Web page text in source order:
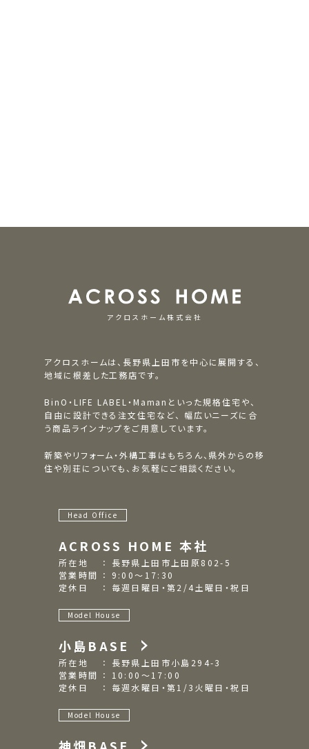
アクロスホーム株式会社
アクロスホームは、長野県上田市を中心に展開する、
地域に根差した工務店です。
BinO・LIFE LABEL・Mamanといった規格住宅や、
自由に設計できる注文住宅など、
幅広いニーズに合
う商品ラインナップをご用意しています。
新築やリフォーム・外構工事はもちろん、県外からの移
住や別荘についても、お気軽にご相談ください。
Head Office
ACROSS HOME 本社
所在地 ： 長野県上田市上田原802-5
営業時間 ： 9:00～17:30
定休日 ： 毎週日曜日・第2/4土曜日・祝日
Model House
小島BASE
所在地 ： 長野県上田市小島294-3
営業時間 ： 10:00～17:00
定休日 ： 毎週水曜日・第1/3火曜日・祝日
Model House